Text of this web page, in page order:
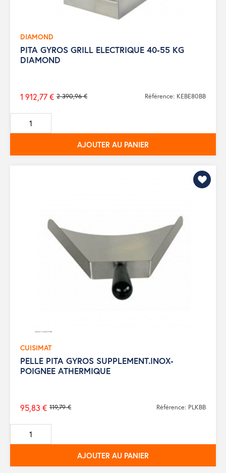
DIAMOND
PITA GYROS GRILL ELECTRIQUE 40-55 KG
DIAMOND
Prix
de
base
2 390,96 €
1 912,77 € Référence: KEBE80BB
AJOUTER AU PANIER
CUISIMAT
PELLE PITA GYROS SUPPLEMENT.INOX-
POIGNEE ATHERMIQUE
Prix
de
base
119,79 €
95,83 € Référence: PLKBB
AJOUTER AU PANIER